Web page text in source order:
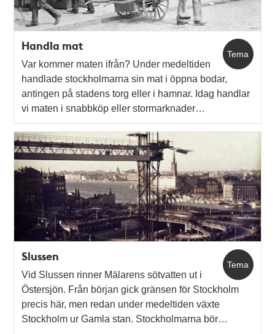
Tema
Handla mat
Var kommer maten ifrån? Under medeltiden
handlade stockholmarna sin mat i öppna bodar,
antingen på stadens torg eller i hamnar. Idag handlar
vi maten i snabbköp eller stormarknader…
Tema
Slussen
Vid Slussen rinner Mälarens sötvatten ut i
Östersjön. Från början gick gränsen för Stockholm
precis här, men redan under medeltiden växte
Stockholm ur Gamla stan. Stockholmarna bör…